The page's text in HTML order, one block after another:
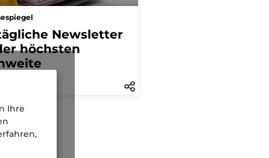
Newsletter
höchsten
Ihre